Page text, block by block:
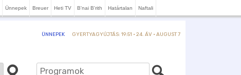
Ünnepek Breuer Heti TV B'nai B'rith Határtalan Naftali
ÜNNEPEK GYERTYAGYÚJTÁS: 19:51 · 24. ÁV · AUGUST 7